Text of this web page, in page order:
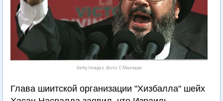
Getty Images. Фото: С.Малкауи
Глава шиитской организации "Хизбалла" шейх